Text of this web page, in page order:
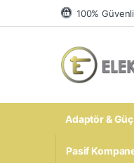
Skip to navigation
Skip to content 100%
Adaptör &
Pasif